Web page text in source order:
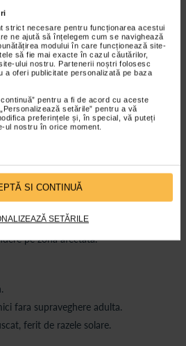
strict necesare pentru funcționarea acestui
ne ajută să înțelegem cum se navighează
modului în care funcționează site-
să fie mai exacte în cazul căutărilor,
ului nostru. Partenerii noștri folosesc
a oferi publicitate personalizată pe baza
pentru a fi de acord cu aceste
setările” pentru a vă
preferințele și, în special, vă puteți
ul nostru în orice moment.
SI CONTINUĂ
SETĂRILE
pielii sa respire si favorizeaza
si de lunga durata
individual, pentru igiena maxima si
x 1,9 cm
pe zona afectata.
fara supraveghere adulta.
ferit de razele solare.